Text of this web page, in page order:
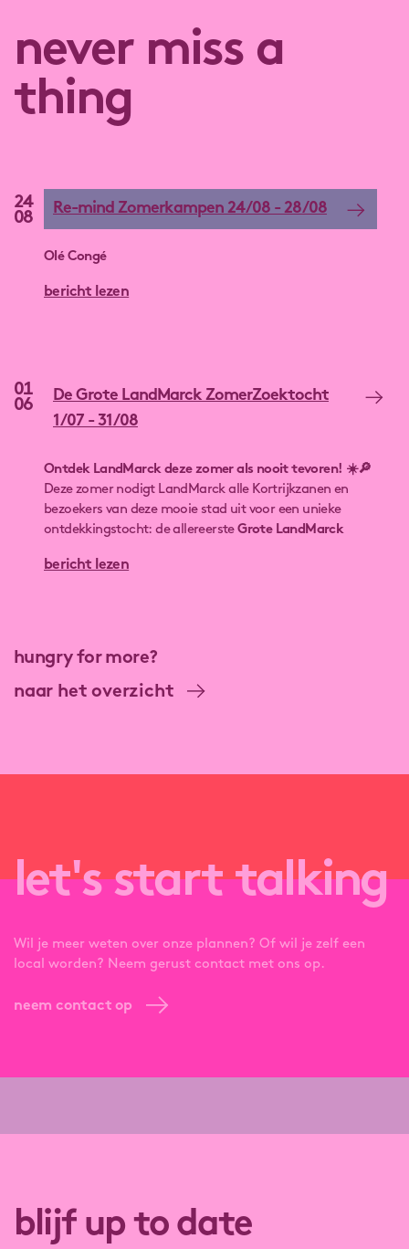
never miss a
thing
24
08
Re-mind Zomerkampen 24/08 - 28/08
Olé Congé
bericht lezen
01
06
De Grote LandMarck ZomerZoektocht
1/07 - 31/08
Ontdek LandMarck deze zomer als nooit tevoren! ☀️🔎
Deze zomer nodigt LandMarck alle Kortrijkzanen en
bezoekers van deze mooie stad uit voor een unieke
ontdekkingstocht: de allereersteGrote LandMarck
verrassende activiteit voor jong en oud, waarbij je
bericht lezen
hungry for more?
naar het overzicht
let's start talking
Wil je meer weten over onze plannen? Of wil je zelf een
local worden? Neem gerust contact met ons op.
neem contact op
blijf up to date